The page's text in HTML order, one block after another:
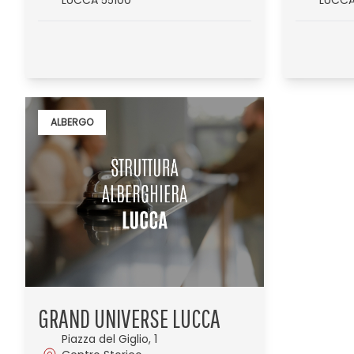
ALBERGO
GRAND UNIVERSE LUCCA
Piazza del Giglio, 1